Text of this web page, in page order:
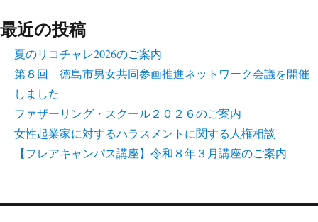
最近の投稿
夏のリコチャレ2026のご案内
第８回 徳島市男女共同参画推進ネットワーク会議を開催
しました
ファザーリング・スクール２０２６のご案内
女性起業家に対するハラスメントに関する人権相談
【フレアキャンパス講座】令和８年３月講座のご案内